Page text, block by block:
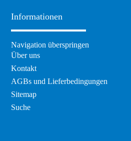
Informationen
Navigation überspringen
Über uns
Kontakt
AGBs und Lieferbedingungen
Sitemap
Suche